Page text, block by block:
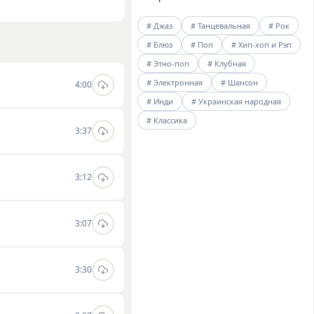
с полной
на нашем сайте.
4:00
3:37
3:12
3:07
3:30
# Джаз # Танцевальная
# Рок
# Блюз
# Поп
# Хип-хоп и Рэп
# Этно-поп
# Клубная
# Электронная
# Шансон
# Инди
# Украинская народная
# Классика